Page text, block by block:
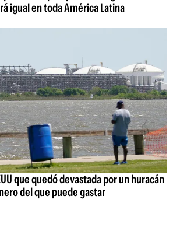
igual en toda América Latina
que quedó devastada por un huracán
del que puede gastar